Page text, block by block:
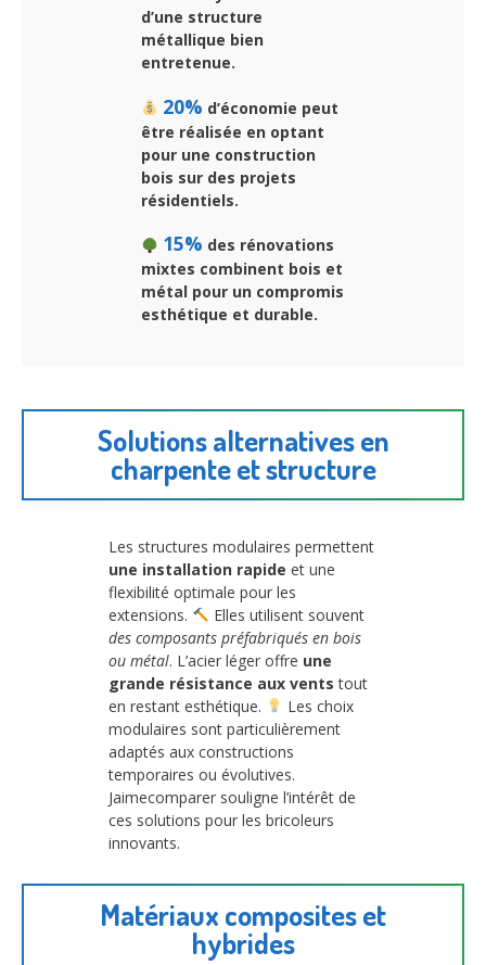
d’une structure
métallique bien
entretenue.
20% d’économie peut
être réalisée en optant
pour une construction
bois sur des projets
résidentiels.
15% des rénovations
mixtes combinent bois et
métal pour un compromis
esthétique et durable.
Solutions alternatives en
charpente et structure
Les structures modulaires permettent
une installation rapide et une
flexibilité optimale pour les
extensions.
Elles utilisent souvent
des composants préfabriqués en bois
ou métal. L’acier léger offre une
grande résistance aux vents tout
en restant esthétique.
Les choix
modulaires sont particulièrement
adaptés aux constructions
temporaires ou évolutives.
Jaimecomparer souligne l’intérêt de
ces solutions pour les bricoleurs
innovants.
Matériaux composites et
hybrides